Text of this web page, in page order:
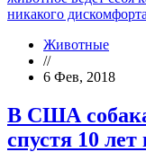
никакого
Животные
//
6 Фев, 2018
В США
спустя 10